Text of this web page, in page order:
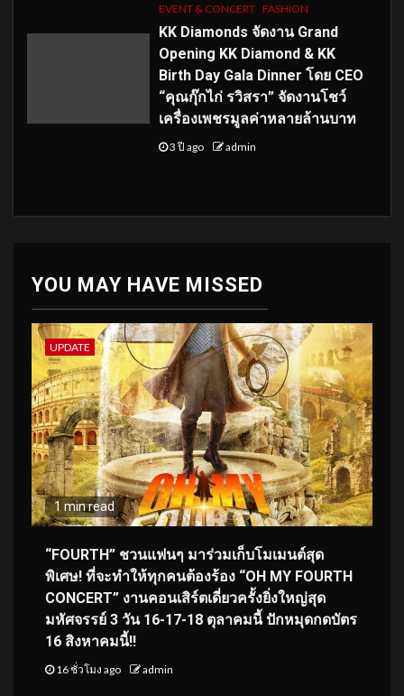
EVENT & CONCERT FASHION
KK Diamonds จัดงาน Grand
Opening KK Diamond & KK
Birth Day Gala Dinner โดย CEO
“คุณกุ๊กไก่ รวิสรา” จัดงานโชว์
เครื่องเพชรมูลค่าหลายล้านบาท
3 ปี ago admin
YOU MAY HAVE MISSED
UPDATE
1 min read
“FOURTH” ชวนแฟนๆ มาร่วมเก็บโมเมนต์สุด
พิเศษ! ที่จะทำให้ทุกคนต้องร้อง “OH MY FOURTH
CONCERT” งานคอนเสิร์ตเดี่ยวครั้งยิ่งใหญ่สุด
มหัศจรรย์ 3 วัน 16-17-18 ตุลาคมนี้ ปักหมุดกดบัตร
16 สิงหาคมนี้!!
16 ชั่วโมง ago admin